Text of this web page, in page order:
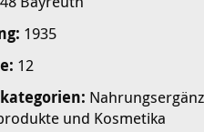
1935
12
und Kosmetika